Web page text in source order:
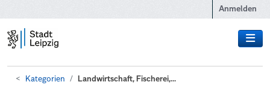
Anmelden
Kategorien Landwirtschaft, Fischerei,...